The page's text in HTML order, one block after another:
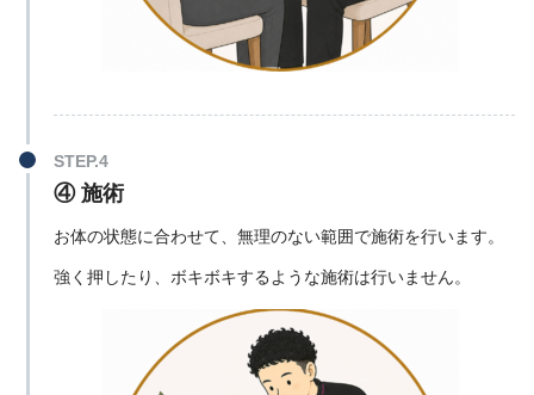
④ 施術
お体の状態に合わせて、無理のない範囲で施術を行います。
強く押したり、ボキボキするような施術は行いません。